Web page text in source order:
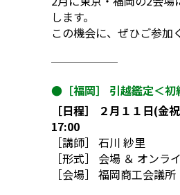
します。
この機会に、ぜひご参加
──────
●［福岡］ 引越鑑定＜
［日程］ ２月１１日(金
17:00
［講師］ 石川 紗里
［形式］ 会場 ＆ オンラ
［会場］ 福岡商工会議所